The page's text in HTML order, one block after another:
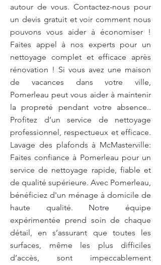
autour de vous. Contactez-nous pour
un devis gratuit et voir comment nous
pouvons vous aider à économiser !
Faites appel à nos experts pour un
nettoyage complet et efficace après
rénovation ! Si vous avez une maison
de vacances dans votre ville,
Pomerleau peut vous aider à maintenir
la propreté pendant votre absence..
Profitez d’un service de nettoyage
professionnel, respectueux et efficace.
Lavage des plafonds à McMasterville:
Faites confiance à Pomerleau pour un
service de nettoyage rapide, fiable et
de qualité supérieure. Avec Pomerleau,
bénéficiez d'un ménage à domicile de
haute qualité. Notre équipe
expérimentée prend soin de chaque
détail, en s’assurant que toutes les
surfaces, même les plus difficiles
d’accès, sont impeccablement